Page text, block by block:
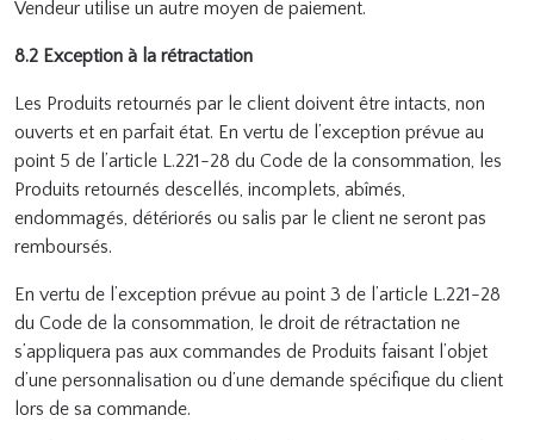
Vendeur utilise un autre moyen de paiement.
8.2 Exception à la rétractation
Les Produits retournés par le client doivent être intacts, non
ouverts et en parfait état. En vertu de l’exception prévue au
point 5 de l’article L.221-28 du Code de la consommation, les
Produits retournés descellés, incomplets, abîmés,
endommagés, détériorés ou salis par le client ne seront pas
remboursés.
En vertu de l’exception prévue au point 3 de l’article L.221-28
du Code de la consommation, le droit de rétractation ne
s’appliquera pas aux commandes de Produits faisant l’objet
d’une personnalisation ou d’une demande spécifique du client
lors de sa commande.